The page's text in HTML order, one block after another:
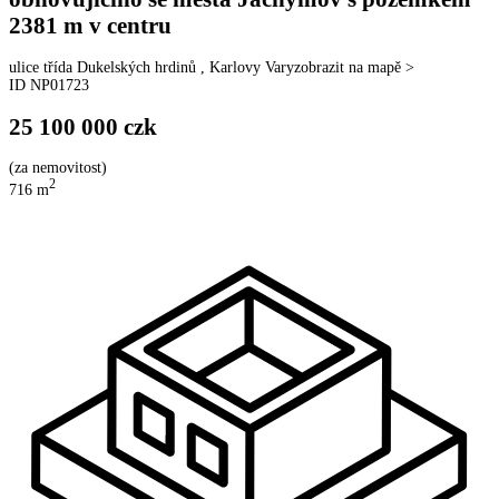
2381 m v centru
ulice třída Dukelských hrdinů Karlovy Varyzobrazit na mapě >
ID NP01723
25 100 000 czk
(za nemovitost)
716 m2